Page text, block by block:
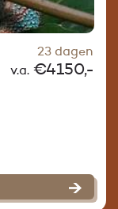
23 dagen
v.a. €4150,-